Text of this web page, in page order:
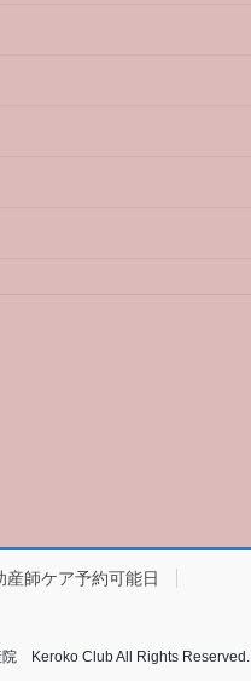
産師ケア予約可能日
Keroko Club All Rights Reserved.